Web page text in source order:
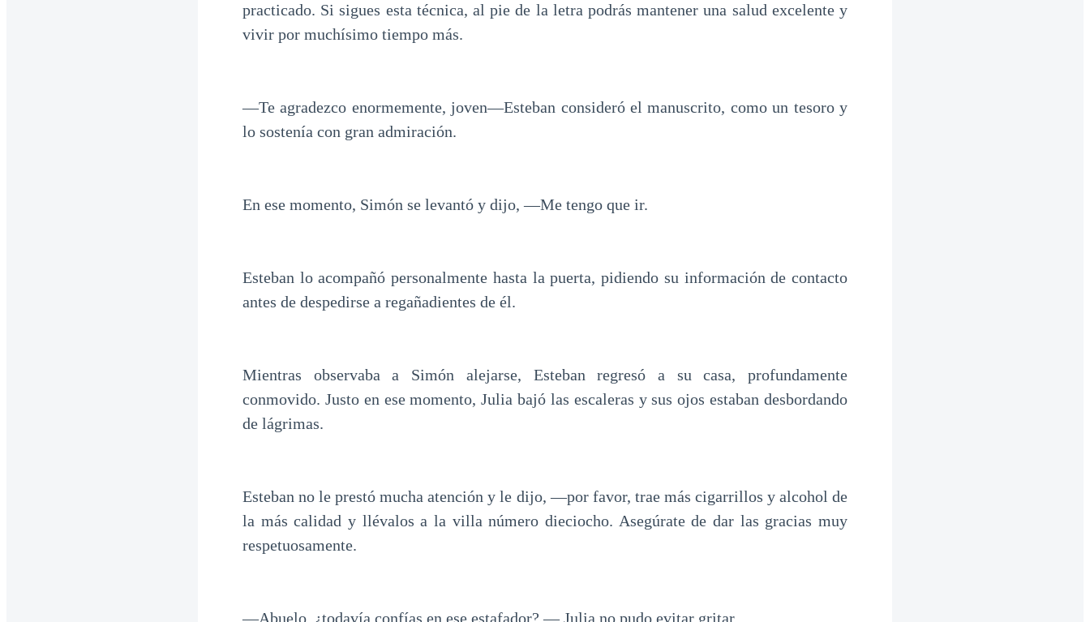
practicado. Si sigues esta técnica, al pie de la letra podrás mantener una salud excelente y
vivir por muchísimo tiempo más.
—Te agradezco enormemente, joven—Esteban consideró el manuscrito, como un tesoro y
lo sostenía con gran admiración.
En ese momento, Simón se levantó y dijo, —Me tengo que ir.
Esteban lo acompañó personalmente hasta la puerta, pidiendo su información de contacto
antes de despedirse a regañadientes de él.
Mientras observaba a Simón alejarse, Esteban regresó a su casa, profundamente
conmovido. Justo en ese momento, Julia bajó las escaleras y sus ojos estaban desbordando
de lágrimas.
Esteban no le prestó mucha atención y le dijo, —por favor, trae más cigarrillos y alcohol de
la más calidad y llévalos a la villa número dieciocho. Asegúrate de dar las gracias muy
respetuosamente.
—Abuelo, ¿todavía confías en ese estafador? — Julia no pudo evitar gritar.